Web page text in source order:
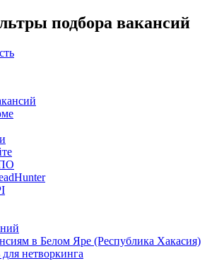
подбора вакансий
в Белом Яре (Республика Хакасия)
нетворкинга